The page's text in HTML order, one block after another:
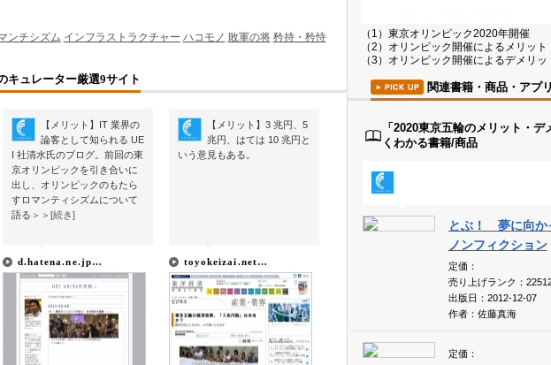
ンチシズム インフラストラクチャー ハコモノ 敗軍の将 矜持・矜恃
キュレーター厳選9サイト
【メリット】IT 業界の
論客として知られる UE
I 社清水氏のブログ。前回の東
京オリンピックを引き合いに
出し、オリンピックのもたら
すロマンティシズムについて
語る ＞＞[続き]
d.hatena.ne.jp…
【メリット】3 兆円、5
兆円、はては 10 兆円と
いう意見もある。
toyokeizai.net…
（1）東京オリンピック2020年開催
（2）オリンピック開催によるメリット
（3）オリンピック開催によるデメリッ
関連書籍・商品・アプリ
「2020東京五輪のメリット・デ
くわかる書籍/商品
とぶ！ 夢に向か
ノンフィクション
定価：
売り上げランク：
出版日：2012-12-07
作者：佐藤真海
定価：